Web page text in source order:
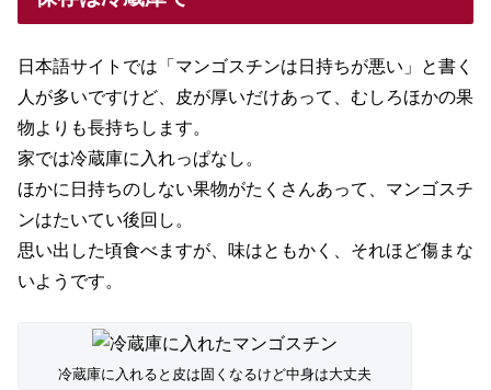
日本語サイトでは「マンゴスチンは日持ちが悪い」と書く
人が多いですけど、皮が厚いだけあって、むしろほかの果
物よりも長持ちします。
家では冷蔵庫に入れっぱなし。
ほかに日持ちのしない果物がたくさんあって、マンゴスチ
ンはたいてい後回し。
思い出した頃食べますが、味はともかく、それほど傷まな
いようです。
冷蔵庫に入れると皮は固くなるけど中身は大丈夫